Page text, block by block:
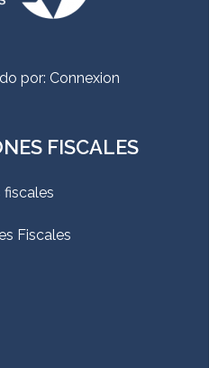
por: Connexion
FISCALES
fiscales
Fiscales